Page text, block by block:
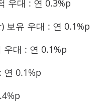
우대 : 연 0.3%p
보유 우대 : 연 0.1%p
대 : 연 0.1%p
0.1%p